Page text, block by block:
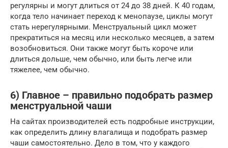
регулярны и могут длиться от 24 до 38 дней. К 40 годам,
когда тело начинает переход к менопаузе, циклы могут
стать нерегулярными. Менструальный цикл может
прекратиться на месяц или несколько месяцев, а затем
возобновиться. Они также могут быть короче или
длиться дольше, чем обычно, или быть легче или
тяжелее, чем обычно.
6) Главное – правильно подобрать размер
менструальной чаши
На сайтах производителей есть подробные инструкции,
как определить длину влагалища и подобрать размер
чаши самостоятельно. Дело в том, что у каждого